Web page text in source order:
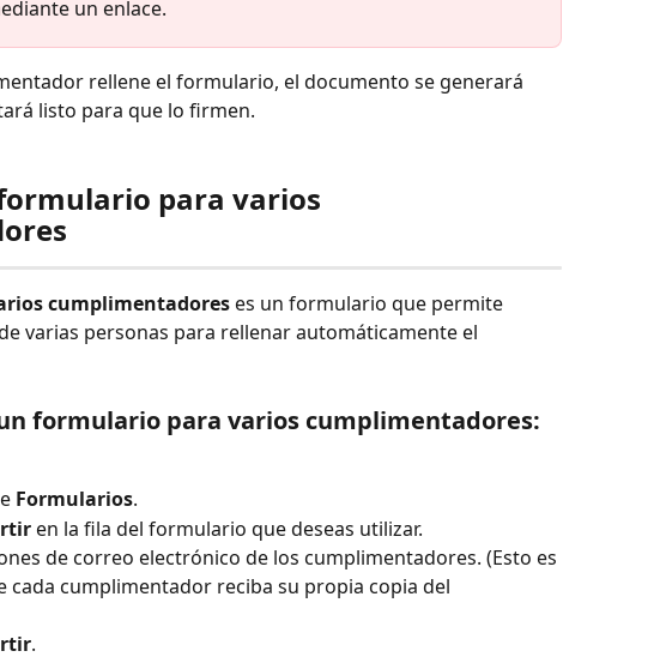
un enlace.
rellene el formulario, el documento se generará
listo para que lo firmen.
para varios
cumplimentadores es un formulario que permite
varias personas para rellenar automáticamente el
formulario para varios cumplimentadores:
Formularios.
en la fila del formulario que deseas utilizar.
de correo electrónico de los cumplimentadores. (Esto es
cada cumplimentador reciba su propia copia del
.